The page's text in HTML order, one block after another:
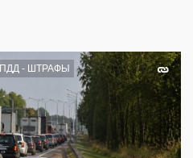
ПДД - ШТРАФЫ